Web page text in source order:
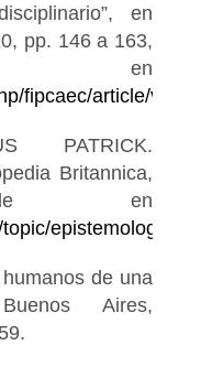
en
pp. 146 a 163,
en
fipcaec/article/
PATRICK.
Britannica,
en
epistemology
de una
Aires,